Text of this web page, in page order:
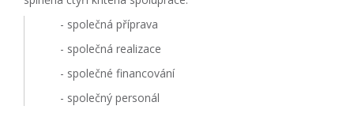
- společná příprava
- společná realizace
- společné financování
- společný personál